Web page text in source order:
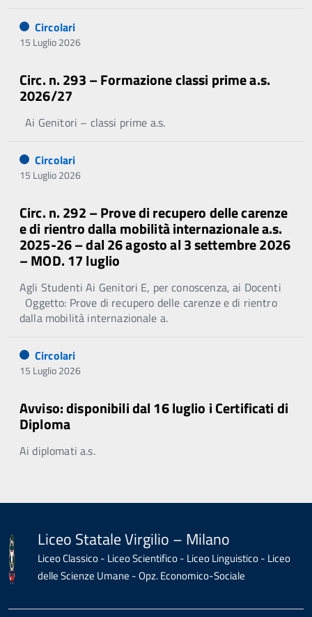
Circolari
15 Luglio 2026
Circ. n. 293 – Formazione classi prime a.s.
2026/27
Ai Genitori – classi prime a.s.
Circolari
15 Luglio 2026
Circ. n. 292 – Prove di recupero delle carenze
e di rientro dalla mobilità internazionale a.s.
2025-26 – dal 26 agosto al 3 settembre 2026
– MOD. 17 luglio
Agli Studenti Ai Genitori E, per conoscenza, ai Docenti
Oggetto: Prove di recupero delle carenze e di rientro
dalla mobilità internazionale a.
Circolari
15 Luglio 2026
Avviso: disponibili dal 16 luglio i Certificati di
Diploma
Ai diplomati a.s.
Liceo Statale Virgilio – Milano
Liceo Classico - Liceo Scientifico - Liceo Linguistico - Liceo
delle Scienze Umane - Opz. Economico-Sociale